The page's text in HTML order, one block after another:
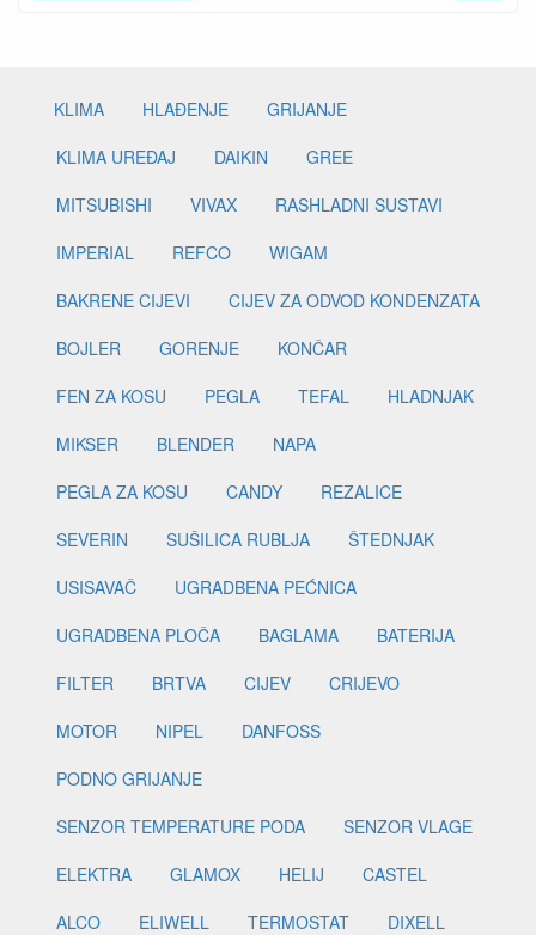
KLIMA HLAĐENJE
GRIJANJE
KLIMA UREĐAJ
DAIKIN
GREE
MITSUBISHI
VIVAX
RASHLADNI SUSTAVI
IMPERIAL
REFCO
WIGAM
BAKRENE CIJEVI
CIJEV ZA ODVOD KONDENZATA
BOJLER
GORENJE
KONČAR
FEN ZA KOSU
PEGLA TEFAL
HLADNJAK
MIKSER
BLENDER
NAPA
PEGLA ZA KOSU
CANDY
REZALICE
SEVERIN
SUŠILICA RUBLJA
ŠTEDNJAK
USISAVAČ
UGRADBENA PEĆNICA
UGRADBENA PLOČA
BAGLAMA
BATERIJA
FILTER
BRTVA CIJEV
CRIJEVO
MOTOR
NIPEL
DANFOSS
PODNO GRIJANJE
SENZOR TEMPERATURE PODA
SENZOR VLAGE
ELEKTRA
GLAMOX HELIJ
CASTEL
ALCO
ELIWELL TERMOSTAT
DIXELL